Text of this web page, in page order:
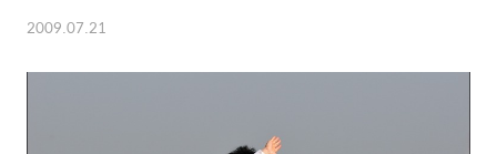
2009.07.21